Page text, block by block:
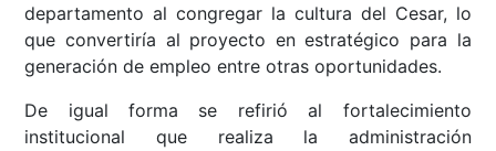
departamento al congregar la cultura del Cesar, lo
que convertiría al proyecto en estratégico para la
generación de empleo entre otras oportunidades.
De igual forma se refirió al fortalecimiento
institucional que realiza la administración